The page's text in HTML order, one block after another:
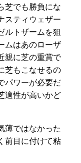
芝でも勝負にな
スティウェザー
ルトザームを狙
ムはあのローザ
親に芝の重賞で
芝もこなせるの
パワーが必要だ
適性が高いかど
薄ではなかった
前目に付けて粘